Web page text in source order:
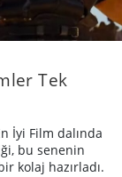
Tek
İyi Film dalında
bu senenin
kolaj hazırladı.